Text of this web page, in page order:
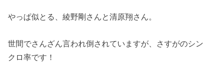
やっぱ似とる、綾野剛さんと清原翔さん。
世間でさんざん言われ倒されていますが、さすがのシン
クロ率です！